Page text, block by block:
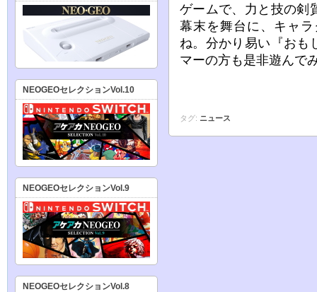
ゲームで、力と技の剣
幕末を舞台に、キャ
ね。分かり易い『おも
マーの方も是非遊んで
タグ: ニュース
NEOGEOセレクションVol.10
NEOGEOセレクションVol.9
NEOGEOセレクションVol.8